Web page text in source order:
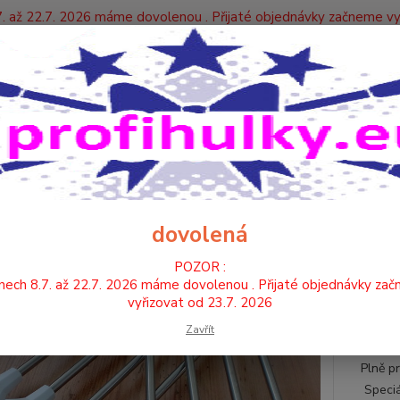
až 22.7. 2026 máme dovolenou . Přijaté objednávky začneme
Hledat
TWIRLINGOVÁ HŮLKA - B
HŮLKA - B
Plně
dovolená
POZOR :
8.7. až 22.7. 2026 máme dovolenou . Přijaté objednávky
vyřizovat od 23.7. 2026
Zavřít